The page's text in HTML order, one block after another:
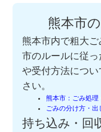
熊本市
熊本市内で粗大ご
市のルールに従
や受付方法につ
さい。
熊本市：ごみ処理
ごみの分け方・出
持ち込み・回